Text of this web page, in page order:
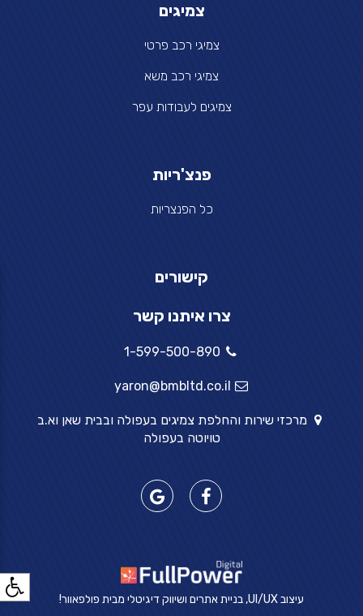
צמיגים
צמיגי רכב פרטי
צמיגי רכב משא
צמיגים לעבודות עפר
פנצ'ריות
כל הפנצריות
קישורים
צרו איתנו קשר
1-599-500-890
yaron@bmbltd.co.il
מרכזי שירות והחלפת צמיגים בעפולה ובבית שאן וא.ב
טויוטה בעפולה
עיצוב UI/UX, בניית אתרים ושיווק דיגיטלי מבית פולפאוור!